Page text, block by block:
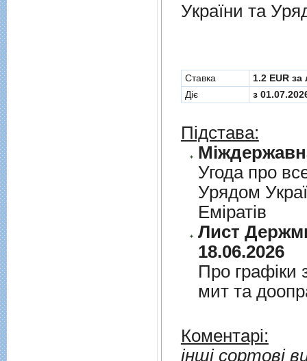
України та
Cтавка
1.2 EUR за
Діє
з
Підстава:
Угода про
Урядом
Емiратiв
Лист
18.06.2026
Про графiки
мит та
Коментарі:
інші сортові